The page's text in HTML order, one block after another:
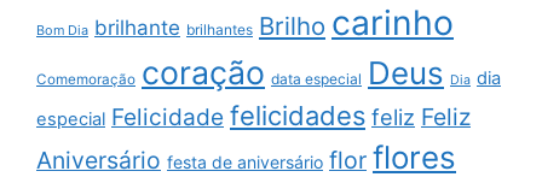
Bom Dia brilhante brilhantes Brilho carinho
Comemoração coração data especial Deus Dia dia
especial Felicidade felicidades feliz Feliz
Aniversário festa de aniversário flor flores